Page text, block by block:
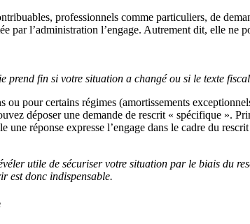
professionnels comme particuliers, de
par l’administration l’engage. Autrement dit, elle ne
prend fin si votre situation a changé ou si le texte
ou pour certains régimes (amortissements
déposer une demande de rescrit « spécifique ».
une réponse expresse l’engage dans le cadre du
utile de sécuriser votre situation par le biais du
est donc indispensable.